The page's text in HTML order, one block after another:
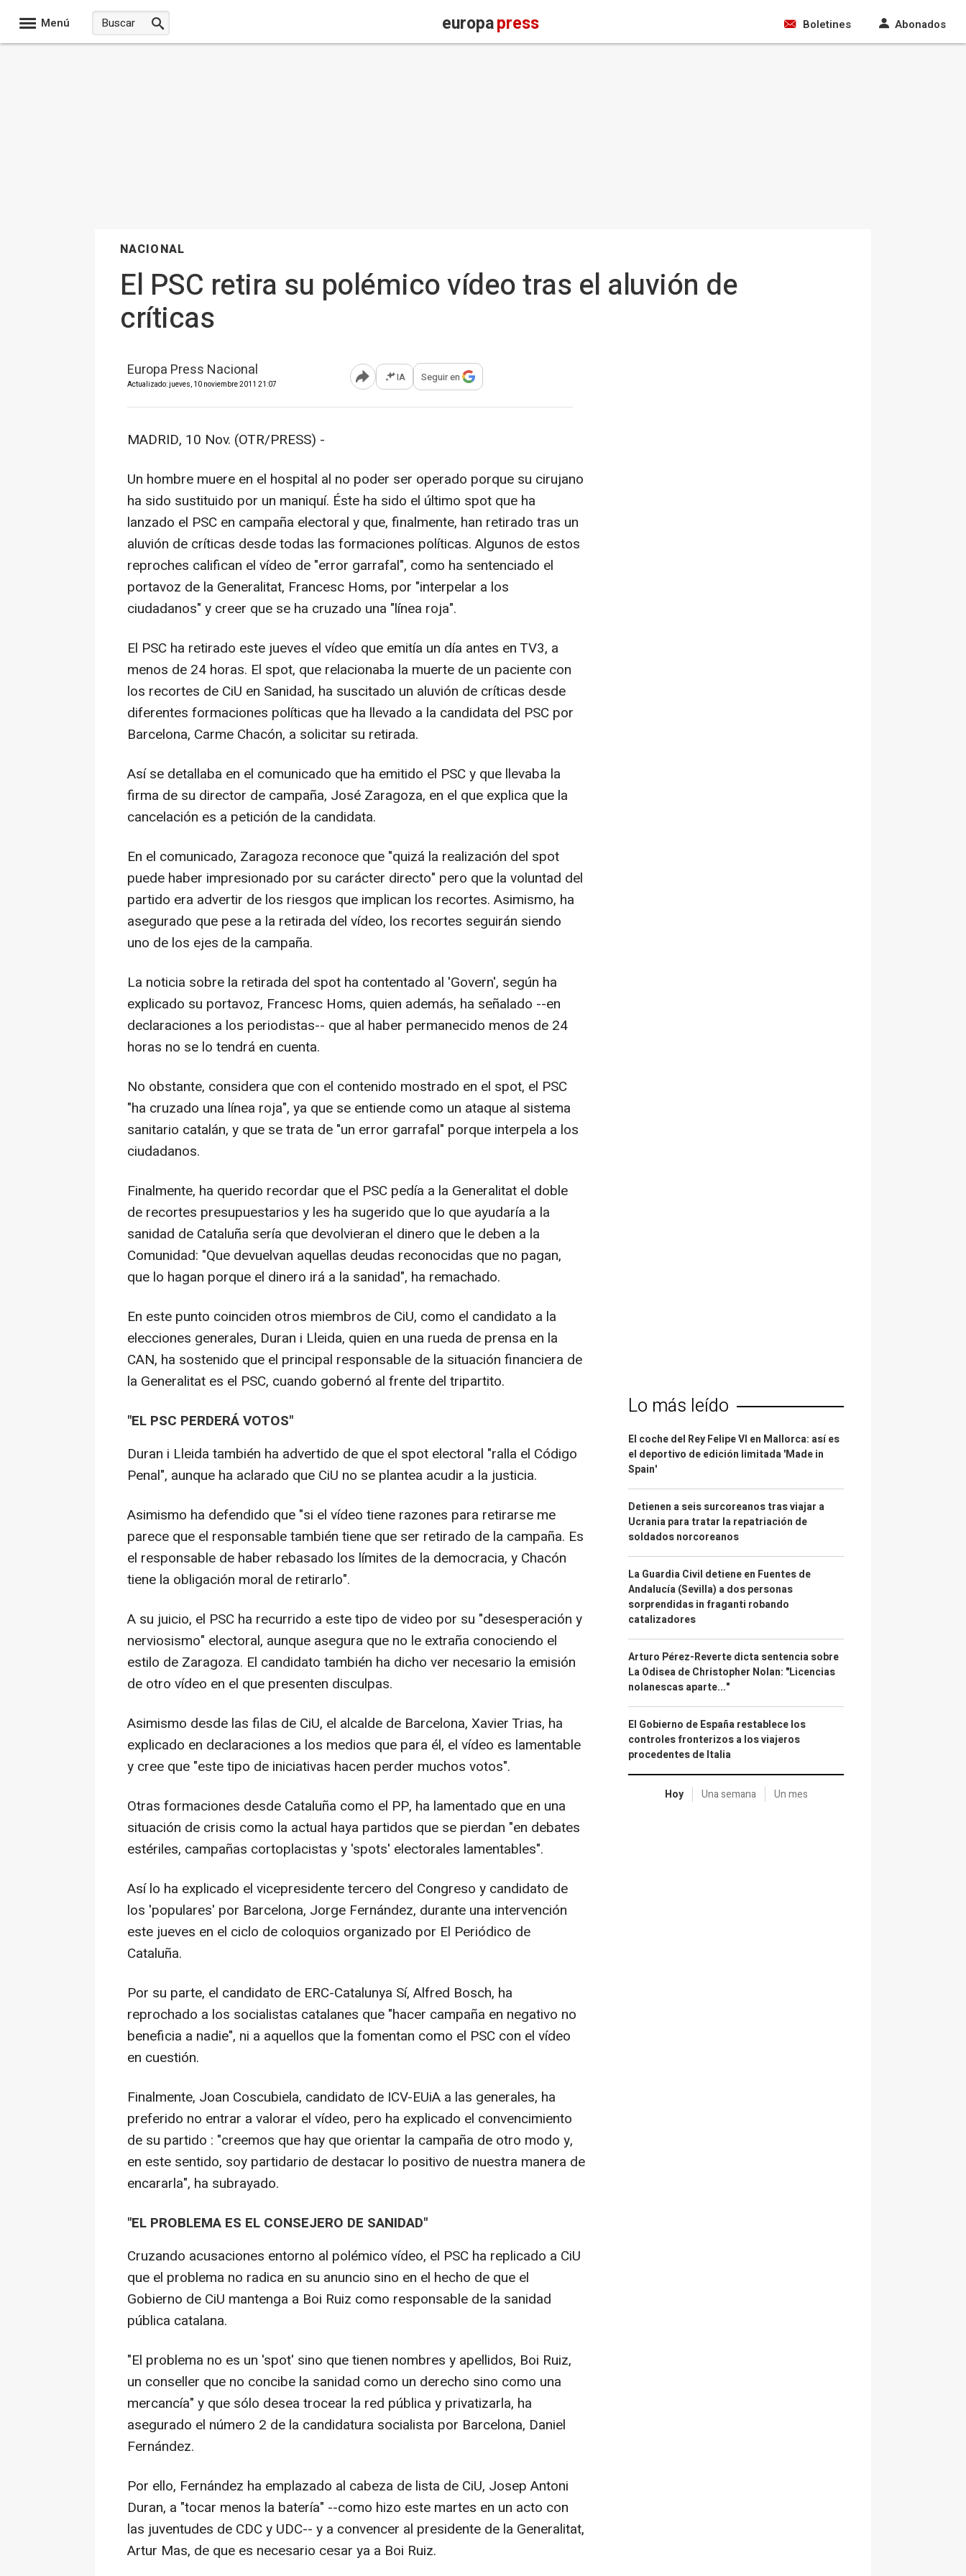
Menú europapress Boletines Abonados
NACIONAL
El PSC retira su polémico vídeo tras el aluvión de
críticas
Europa Press Nacional
Actualizado: jueves, 10 noviembre 2011 21:07 Abrir opciones para compartir
IA Seguir en
MADRID, 10 Nov. (OTR/PRESS) -
Un hombre muere en el hospital al no poder ser operado porque su cirujano
ha sido sustituido por un maniquí. Éste ha sido el último spot que ha
lanzado el PSC en campaña electoral y que, finalmente, han retirado tras un
aluvión de críticas desde todas las formaciones políticas. Algunos de estos
reproches califican el vídeo de "error garrafal", como ha sentenciado el
portavoz de la Generalitat, Francesc Homs, por "interpelar a los
ciudadanos" y creer que se ha cruzado una "línea roja".
El PSC ha retirado este jueves el vídeo que emitía un día antes en TV3, a
menos de 24 horas. El spot, que relacionaba la muerte de un paciente con
los recortes de CiU en Sanidad, ha suscitado un aluvión de críticas desde
diferentes formaciones políticas que ha llevado a la candidata del PSC por
Barcelona, Carme Chacón, a solicitar su retirada.
Así se detallaba en el comunicado que ha emitido el PSC y que llevaba la
firma de su director de campaña, José Zaragoza, en el que explica que la
cancelación es a petición de la candidata.
En el comunicado, Zaragoza reconoce que "quizá la realización del spot
puede haber impresionado por su carácter directo" pero que la voluntad del
partido era advertir de los riesgos que implican los recortes. Asimismo, ha
asegurado que pese a la retirada del vídeo, los recortes seguirán siendo
uno de los ejes de la campaña.
La noticia sobre la retirada del spot ha contentado al 'Govern', según ha
explicado su portavoz, Francesc Homs, quien además, ha señalado --en
declaraciones a los periodistas-- que al haber permanecido menos de 24
horas no se lo tendrá en cuenta.
No obstante, considera que con el contenido mostrado en el spot, el PSC
"ha cruzado una línea roja", ya que se entiende como un ataque al sistema
sanitario catalán, y que se trata de "un error garrafal" porque interpela a los
ciudadanos.
Finalmente, ha querido recordar que el PSC pedía a la Generalitat el doble
de recortes presupuestarios y les ha sugerido que lo que ayudaría a la
sanidad de Cataluña sería que devolvieran el dinero que le deben a la
Comunidad: "Que devuelvan aquellas deudas reconocidas que no pagan,
que lo hagan porque el dinero irá a la sanidad", ha remachado.
En este punto coinciden otros miembros de CiU, como el candidato a la
elecciones generales, Duran i Lleida, quien en una rueda de prensa en la
CAN, ha sostenido que el principal responsable de la situación financiera de
la Generalitat es el PSC, cuando gobernó al frente del tripartito.
"EL PSC PERDERÁ VOTOS"
Duran i Lleida también ha advertido de que el spot electoral "ralla el Código
Penal", aunque ha aclarado que CiU no se plantea acudir a la justicia.
Asimismo ha defendido que "si el vídeo tiene razones para retirarse me
parece que el responsable también tiene que ser retirado de la campaña. Es
el responsable de haber rebasado los límites de la democracia, y Chacón
tiene la obligación moral de retirarlo".
A su juicio, el PSC ha recurrido a este tipo de video por su "desesperación y
nerviosismo" electoral, aunque asegura que no le extraña conociendo el
estilo de Zaragoza. El candidato también ha dicho ver necesario la emisión
de otro vídeo en el que presenten disculpas.
Asimismo desde las filas de CiU, el alcalde de Barcelona, Xavier Trias, ha
explicado en declaraciones a los medios que para él, el vídeo es lamentable
y cree que "este tipo de iniciativas hacen perder muchos votos".
Otras formaciones desde Cataluña como el PP, ha lamentado que en una
situación de crisis como la actual haya partidos que se pierdan "en debates
estériles, campañas cortoplacistas y 'spots' electorales lamentables".
Así lo ha explicado el vicepresidente tercero del Congreso y candidato de
los 'populares' por Barcelona, Jorge Fernández, durante una intervención
este jueves en el ciclo de coloquios organizado por El Periódico de
Cataluña.
Por su parte, el candidato de ERC-Catalunya Sí, Alfred Bosch, ha
reprochado a los socialistas catalanes que "hacer campaña en negativo no
beneficia a nadie", ni a aquellos que la fomentan como el PSC con el vídeo
en cuestión.
Finalmente, Joan Coscubiela, candidato de ICV-EUiA a las generales, ha
preferido no entrar a valorar el vídeo, pero ha explicado el convencimiento
de su partido : "creemos que hay que orientar la campaña de otro modo y,
en este sentido, soy partidario de destacar lo positivo de nuestra manera de
encararla", ha subrayado.
"EL PROBLEMA ES EL CONSEJERO DE SANIDAD"
Cruzando acusaciones entorno al polémico vídeo, el PSC ha replicado a CiU
que el problema no radica en su anuncio sino en el hecho de que el
Gobierno de CiU mantenga a Boi Ruiz como responsable de la sanidad
pública catalana.
"El problema no es un 'spot' sino que tienen nombres y apellidos, Boi Ruiz,
un conseller que no concibe la sanidad como un derecho sino como una
mercancía" y que sólo desea trocear la red pública y privatizarla, ha
asegurado el número 2 de la candidatura socialista por Barcelona, Daniel
Fernández.
Por ello, Fernández ha emplazado al cabeza de lista de CiU, Josep Antoni
Duran, a "tocar menos la batería" --como hizo este martes en un acto con
las juventudes de CDC y UDC-- y a convencer al presidente de la Generalitat,
Artur Mas, de que es necesario cesar ya a Boi Ruiz.
Lo más leído
El coche del Rey Felipe VI en Mallorca: así es
el deportivo de edición limitada 'Made in
Spain'
Detienen a seis surcoreanos tras viajar a
Ucrania para tratar la repatriación de
soldados norcoreanos
La Guardia Civil detiene en Fuentes de
Andalucía (Sevilla) a dos personas
sorprendidas in fraganti robando
catalizadores
Arturo Pérez-Reverte dicta sentencia sobre
La Odisea de Christopher Nolan: "Licencias
nolanescas aparte..."
El Gobierno de España restablece los
controles fronterizos a los viajeros
procedentes de Italia
Hoy Una semana Un mes